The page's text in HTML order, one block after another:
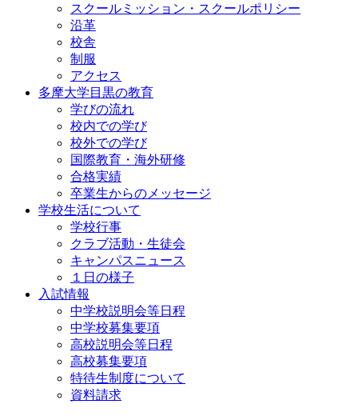
スクールミッション・スクールポリシー
沿革
校舎
制服
アクセス
多摩大学目黒の教育
学びの流れ
校内での学び
校外での学び
国際教育・海外研修
合格実績
卒業生からのメッセージ
学校生活について
学校行事
クラブ活動・生徒会
キャンパスニュース
１日の様子
入試情報
中学校説明会等日程
中学校募集要項
高校説明会等日程
高校募集要項
特待生制度について
資料請求